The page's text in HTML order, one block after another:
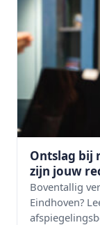
Ontslag bij
zijn jouw
Boventallig
Eindhoven?